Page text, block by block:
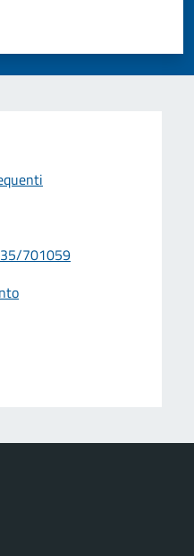
5
701059